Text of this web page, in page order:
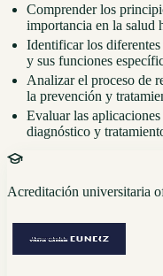
Comprender los
importancia en la salud
Identificar los
y sus funciones
Analizar el proceso de
la prevención y
Evaluar las
diagnóstico y
Acreditación universitaria